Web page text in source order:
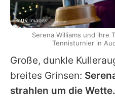
Große, dunkle
breites Grinsen:
strahlen um die Wette.
Getty Images
Serena Williams und ihre
Tennisturnier in